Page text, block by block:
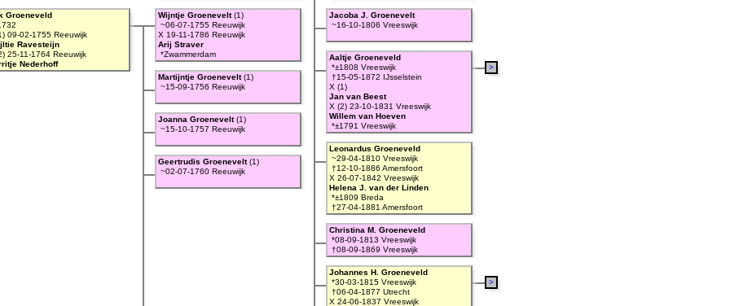
Jacoba J. Groenevelt
~16-10-1806 Vreeswijk
Aaltje Groeneveld
*±1808 Vreeswijk
†15-05-1872 IJsselstein
X (1)
Jan van Beest
X (2) 23-10-1831 Vreeswijk
Willem van Hoeven
*±1791 Vreeswijk
>
Leonardus Groeneveld
~29-04-1810 Vreeswijk
†12-10-1886 Amersfoort
X 26-07-1842 Vreeswijk
Helena J. van der Linden
*±1809 Breda
†27-04-1881 Amersfoort
Christina M. Groeneveld
*08-09-1813 Vreeswijk
†08-09-1869 Vreeswijk
Johannes H. Groeneveld
*30-03-1815 Vreeswijk
†06-04-1877 Utrecht
X 24-06-1837 Vreeswijk
>
Wijntje Groenevelt (1)
~06-07-1755 Reeuwijk
X 19-11-1786 Reeuwijk
Arij Straver
*Zwammerdam
Martijntje Groenevelt (1)
~15-09-1756 Reeuwijk
Joanna Groenevelt (1)
~15-10-1757 Reeuwijk
Geertrudis Groenevelt (1)
~02-07-1760 Reeuwijk
Groeneveld
09-02-1755 Reeuwijk
Ravesteijn
25-11-1764 Reeuwijk
Nederhoff